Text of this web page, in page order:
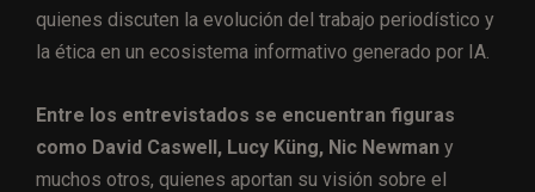
quienes discuten la evolución del trabajo periodístico y
la ética en un ecosistema informativo generado por IA.
Entre los entrevistados se encuentran figuras
como David Caswell, Lucy Küng, Nic Newman y
muchos otros, quienes aportan su visión sobre el